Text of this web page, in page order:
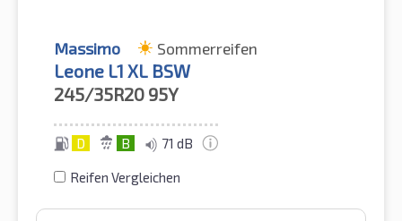
Massimo Sommerreifen
Leone L1 XL BSW
245/35R20 95Y
D B 71 dB
Reifen Vergleichen